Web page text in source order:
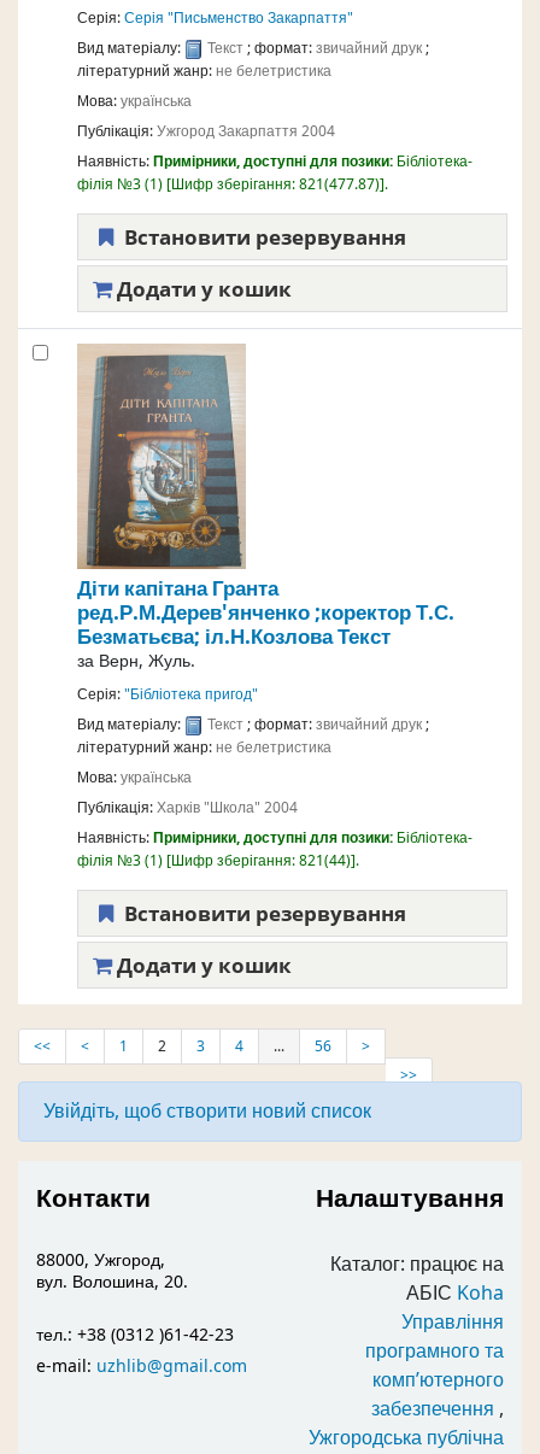
Серія:Серія "Письменство Закарпаття"
Вид матеріалу:
Текст; формат:звичайний друк;
літературний жанр:не белетристика
Мова:українська
Публікація:УжгородЗакарпаття 2004
Наявність:Примірники, доступні для позики: Бібліотека-
філія №3(1) Шифр зберігання:821(477.87) .
Встановити резервування
Додати у кошик
Діти капітана Гранта
ред.Р.М.Дерев'янченко ;коректор Т.С.
Безматьєва; іл.Н.КозловаТекст
за Верн, Жуль.
Серія:"Бібліотека пригод"
Вид матеріалу:
Текст; формат:звичайний друк;
літературний жанр:не белетристика
Мова:українська
Публікація:Харків"Школа" 2004
Наявність:Примірники, доступні для позики: Бібліотека-
філія №3(1) Шифр зберігання:821(44) .
Встановити резервування
Додати у кошик
<< < 1 2 3 4 ... 56
>
>>
Увійдіть, щоб створити новий список
Контакти
88000, Ужгород,
вул. Волошина, 20.
тел.: +38 (0312 )61-42-23
e-mail: uzhlib@gmail.com
Налаштування
Каталог: працює на
АБІС Koha
Управління
програмного та
комп’ютерного
забезпечення ,
Ужгородська публічна